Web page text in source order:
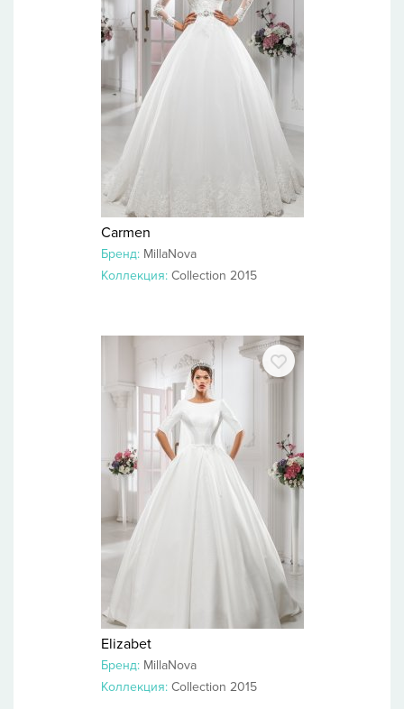
Carmen
Бренд: MillaNova
Коллекция: Collection 2015
Elizabet
Бренд: MillaNova
Коллекция: Collection 2015